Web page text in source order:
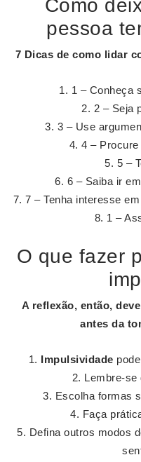
Como
pessoa
7 Dicas de como lidar
1 – Conheça
2 – Seja
3 – Use
4 –
5 –
6 – Saiba ir
7 – Tenha interesse
1 –
O que fazer
A reflexão, então, deve
antes da
Impulsividade pode
Lembre-se
Escolha formas
Faça
Defina outros modos